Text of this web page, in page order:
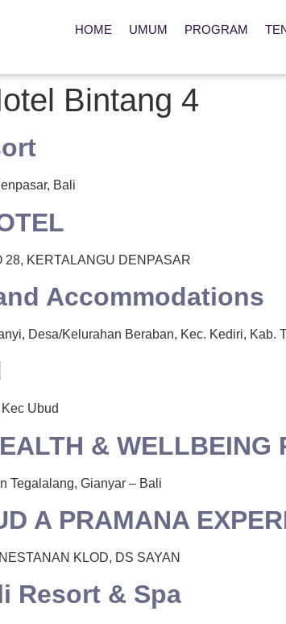
HOME UMUM PROGRAM
Bintang 4
Bali
KERTALANGU DENPASAR
Accommodations
Desa/Kelurahan Beraban, Kec. Kediri, Kab.
Ubud
& WELLBEING
Tegalalang, Gianyar – Bali
A PRAMANA
KLOD, DS SAYAN
Resort & Spa